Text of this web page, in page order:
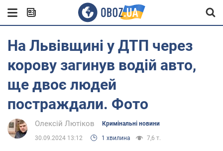
На Львівщині у ДТП через
корову загинув водій авто,
ще двоє людей
постраждали. Фото
Олексій Лютіков Кримінальні новини
30.09.2024 13:12 1 хвилина 7,6 т.